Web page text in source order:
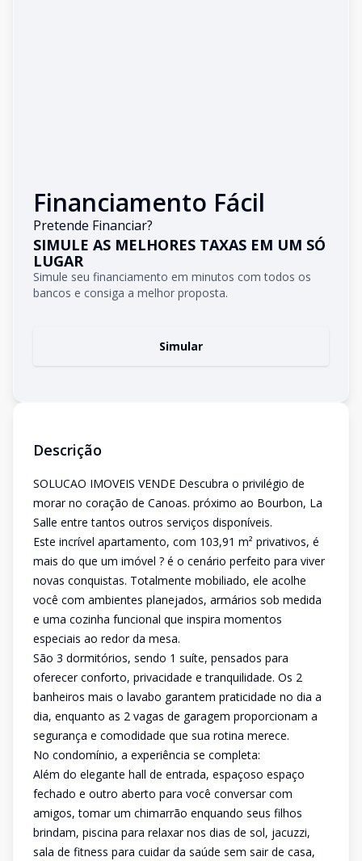
Financiamento Fácil
Pretende Financiar?
SIMULE AS MELHORES TAXAS EM UM SÓ
LUGAR
Simule seu financiamento em minutos com todos os
bancos e consiga a melhor proposta.
Simular
Descrição
SOLUCAO IMOVEIS VENDE Descubra o privilégio de
morar no coração de Canoas. próximo ao Bourbon, La
Salle entre tantos outros serviços disponíveis.
Este incrível apartamento, com 103,91 m² privativos, é
mais do que um imóvel ? é o cenário perfeito para viver
novas conquistas. Totalmente mobiliado, ele acolhe
você com ambientes planejados, armários sob medida
e uma cozinha funcional que inspira momentos
especiais ao redor da mesa.
São 3 dormitórios, sendo 1 suíte, pensados para
oferecer conforto, privacidade e tranquilidade. Os 2
banheiros mais o lavabo garantem praticidade no dia a
dia, enquanto as 2 vagas de garagem proporcionam a
segurança e comodidade que sua rotina merece.
No condomínio, a experiência se completa:
Além do elegante hall de entrada, espaçoso espaço
fechado e outro aberto para você conversar com
amigos, tomar um chimarrão enquando seus filhos
brindam, piscina para relaxar nos dias de sol, jacuzzi,
sala de fitness para cuidar da saúde sem sair de casa,